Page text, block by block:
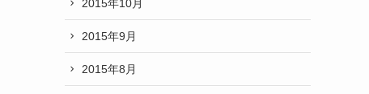
2015年10月
2015年9月
2015年8月